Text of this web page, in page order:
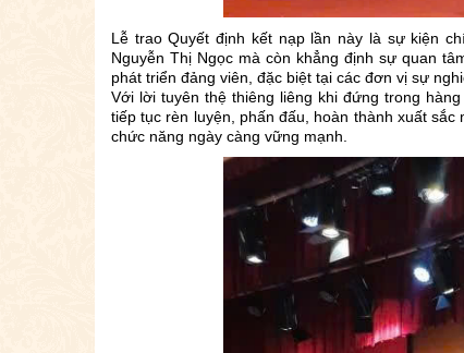
Lễ trao Quyết định kết nạp lần này là sự kiện
Nguyễn Thị Ngọc mà còn khẳng định sự quan
phát triển đảng viên, đặc biệt tại các đơn vị sự
Với lời tuyên thệ thiêng liêng khi đứng trong
tiếp tục rèn luyện, phấn đấu, hoàn thành xuất
chức năng ngày càng vững mạnh.